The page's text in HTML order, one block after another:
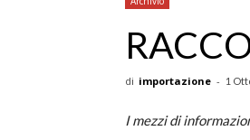
di importazione - 1
I mezzi di